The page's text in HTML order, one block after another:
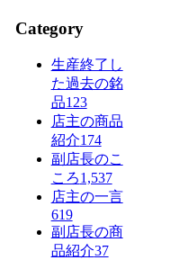
Category
生産終了し
た過去の銘
品123
店主の商品
紹介174
副店長のこ
ころ1,537
店主の一言
619
副店長の商
品紹介37